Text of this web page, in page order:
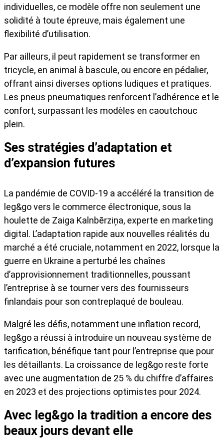
individuelles, ce modèle offre non seulement une
solidité à toute épreuve, mais également une
flexibilité d’utilisation.
Par ailleurs, il peut rapidement se transformer en
tricycle, en animal à bascule, ou encore en pédalier,
offrant ainsi diverses options ludiques et pratiques.
Les pneus pneumatiques renforcent l’adhérence et le
confort, surpassant les modèles en caoutchouc
plein.
Ses stratégies d’adaptation et
d’expansion futures
La pandémie de COVID-19 a accéléré la transition de
leg&go vers le commerce électronique, sous la
houlette de Zaiga Kalnbērziņa, experte en marketing
digital. L’adaptation rapide aux nouvelles réalités du
marché a été cruciale, notamment en 2022, lorsque la
guerre en Ukraine a perturbé les chaînes
d’approvisionnement traditionnelles, poussant
l’entreprise à se tourner vers des fournisseurs
finlandais pour son contreplaqué de bouleau.
Malgré les défis, notamment une inflation record,
leg&go a réussi à introduire un nouveau système de
tarification, bénéfique tant pour l’entreprise que pour
les détaillants. La croissance de leg&go reste forte
avec une augmentation de 25 % du chiffre d’affaires
en 2023 et des projections optimistes pour 2024.
Avec leg&go la tradition a encore des
beaux jours devant elle